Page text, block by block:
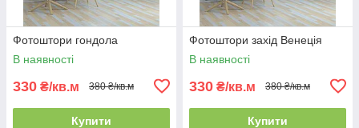
Фотоштори гондола
В наявності
330 ₴/кв.м 380 ₴/кв.м
Купити
Фотоштори захід Венеція
В наявності
330 ₴/кв.м 380 ₴/кв.м
Купити